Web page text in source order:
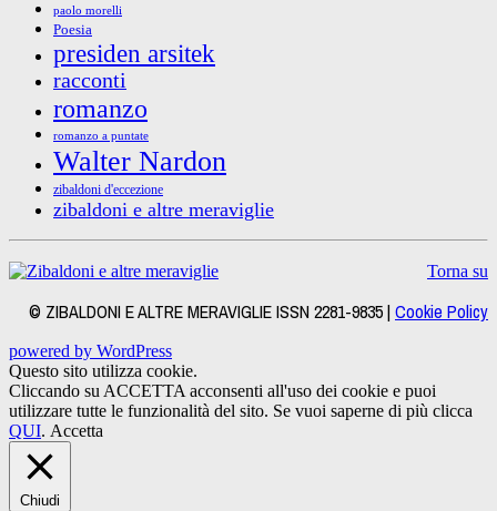
paolo morelli
Poesia
presiden arsitek
racconti
romanzo
romanzo a puntate
Walter Nardon
zibaldoni d'eccezione
zibaldoni e altre meraviglie
Torna su
© ZIBALDONI E ALTRE MERAVIGLIE ISSN 2281-9835 | Cookie Policy
powered by WordPress
Questo sito utilizza cookie.
Cliccando su ACCETTA acconsenti all'uso dei cookie e puoi
utilizzare tutte le funzionalità del sito. Se vuoi saperne di più clicca
QUI. Accetta
Chiudi